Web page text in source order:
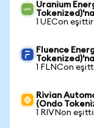
Uranium
Tokenized)'na
1 UECon
Fluence
Tokenized)'na
1 FLNCon
Rivian
(Ondo
1 RIVNon